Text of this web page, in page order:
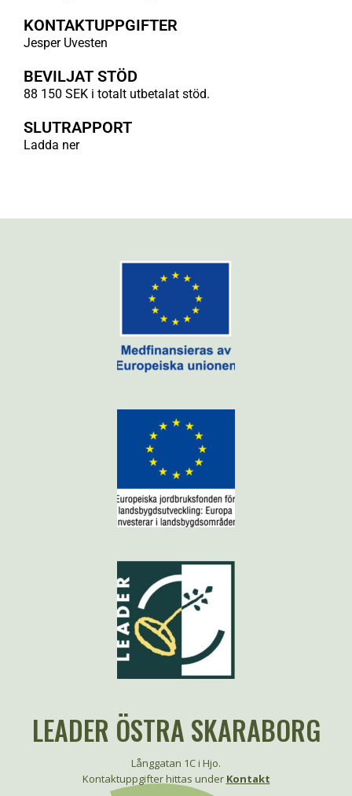
KONTAKTUPPGIFTER
Jesper Uvesten
BEVILJAT STÖD
88 150 SEK i totalt utbetalat stöd.
SLUTRAPPORT
Ladda ner
LEADER ÖSTRA SKARABORG
Långgatan 1C i Hjo.
Kontaktuppgifter hittas under Kontakt